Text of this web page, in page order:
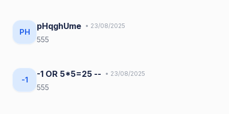
PH
pHqghUme • 23/08/2025
555
-1
-1 OR 5*5=25 -- • 23/08/2025
555